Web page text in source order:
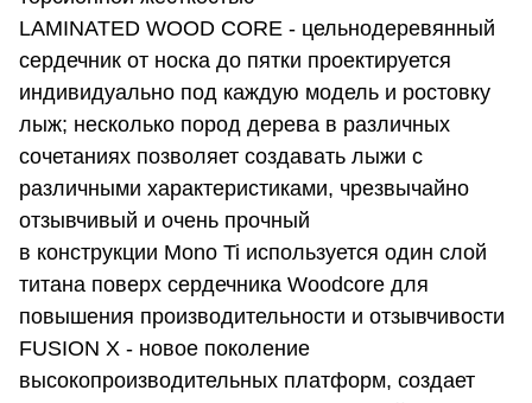
LAMINATED WOOD CORE - цельнодеревянный
сердечник от носка до пятки проектируется
индивидуально под каждую модель и ростовку
лыж; несколько пород дерева в различных
сочетаниях позволяет создавать лыжи с
различными характеристиками, чрезвычайно
отзывчивый и очень прочный
в конструкции Mono Ti используется один слой
титана поверх сердечника Woodcore для
повышения производительности и отзывчивости
FUSION X - новое поколение
высокопроизводительных платформ, создает